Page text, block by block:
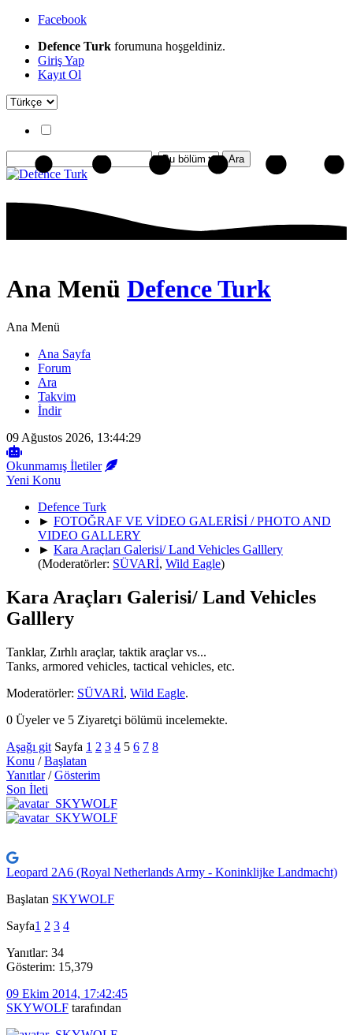
Facebook
Defence Turk forumuna hoşgeldiniz.
Giriş Yap
Kayıt Ol
Ana Menü Defence Turk
Ana Menü
Ana Sayfa
Forum
Ara
Takvim
İndir
09 Ağustos 2026, 13:44:29
Okunmamış İletiler
Yeni Konu
Defence Turk
► FOTOĞRAF VE VİDEO GALERİSİ / PHOTO AND
VIDEO GALLERY
► Kara Araçları Galerisi/ Land Vehicles Galllery
(Moderatörler: SÜVARİ, Wild Eagle)
Kara Araçları Galerisi/ Land Vehicles
Galllery
Tanklar, Zırhlı araçlar, taktik araçlar vs...
Tanks, armored vehicles, tactical vehicles, etc.
Moderatörler: SÜVARİ, Wild Eagle.
0 Üyeler ve 5 Ziyaretçi bölümü incelemekte.
Aşağı git Sayfa 1 2 3 4 5 6 7 8
Konu /Başlatan
Yanıtlar/Gösterim
Son İleti
Leopard 2A6 (Royal Netherlands Army - Koninklijke Landmacht)
Başlatan SKYWOLF
Sayfa1 2 3 4
Yanıtlar: 34
Gösterim: 15,379
09 Ekim 2014, 17:42:45
SKYWOLF tarafından